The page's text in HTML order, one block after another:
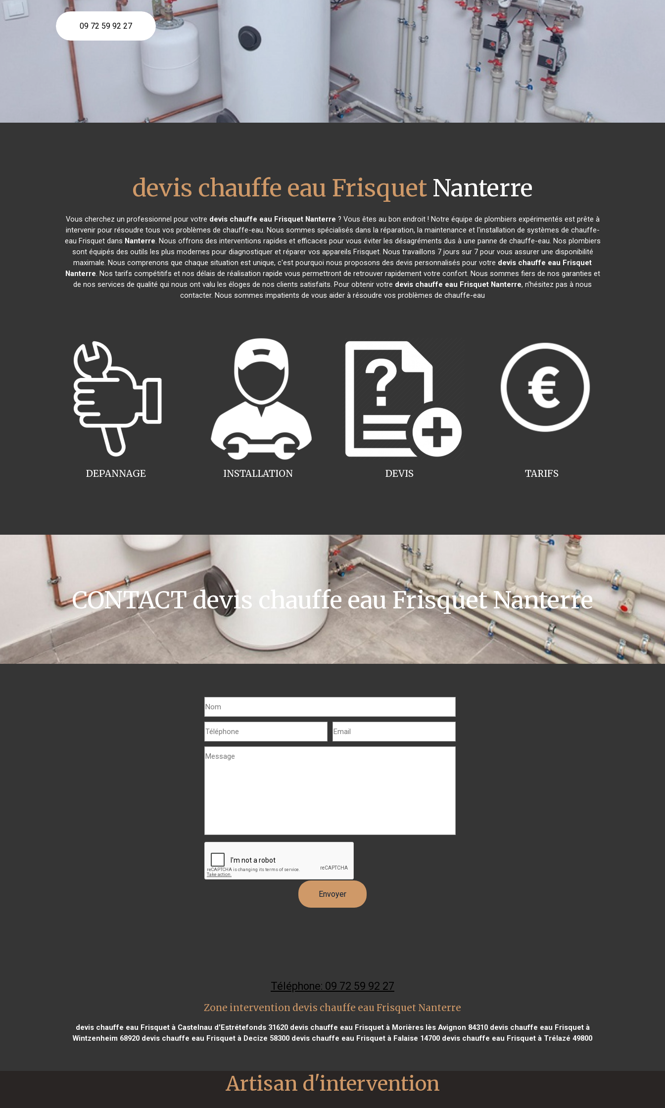
09 72 59 92 27
devis chauffe eau Frisquet Nanterre
Vous cherchez un professionnel pour votre devis chauffe eau Frisquet Nanterre ? Vous êtes au bon endroit ! Notre équipe de plombiers expérimentés est prête à
intervenir pour résoudre tous vos problèmes de chauffe-eau. Nous sommes spécialisés dans la réparation, la maintenance et l'installation de systèmes de chauffe-
eau Frisquet dans Nanterre. Nous offrons des interventions rapides et efficaces pour vous éviter les désagréments dus à une panne de chauffe-eau. Nos plombiers
sont équipés des outils les plus modernes pour diagnostiquer et réparer vos appareils Frisquet. Nous travaillons 7 jours sur 7 pour vous assurer une disponibilité
maximale. Nous comprenons que chaque situation est unique, c'est pourquoi nous proposons des devis personnalisés pour votre devis chauffe eau Frisquet
Nanterre. Nos tarifs compétitifs et nos délais de réalisation rapide vous permettront de retrouver rapidement votre confort. Nous sommes fiers de nos garanties et
de nos services de qualité qui nous ont valu les éloges de nos clients satisfaits. Pour obtenir votre devis chauffe eau Frisquet Nanterre, n'hésitez pas à nous
contacter. Nous sommes impatients de vous aider à résoudre vos problèmes de chauffe-eau
INSTALLATION
DEPANNAGE TARIFS
DEVIS
CONTACT devis chauffe eau Frisquet Nanterre
Téléphone: 09 72 59 92 27
Zone intervention devis chauffe eau Frisquet Nanterre
devis chauffe eau Frisquet à Castelnau d'Estrétefonds 31620devis chauffe eau Frisquet à Morières lès Avignon 84310devis chauffe eau Frisquet à
Wintzenheim 68920 devis chauffe eau Frisquet à Decize 58300 devis chauffe eau Frisquet à Falaise 14700 devis chauffe eau Frisquet à Trélazé 49800
Artisan d'intervention